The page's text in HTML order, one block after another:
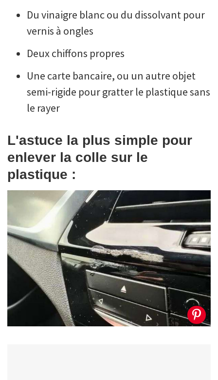
Du vinaigre blanc ou du dissolvant pour
vernis à ongles
Deux chiffons propres
Une carte bancaire, ou un autre objet
semi-rigide pour gratter le plastique sans
le rayer
L'astuce la plus simple pour
enlever la colle sur le
plastique :